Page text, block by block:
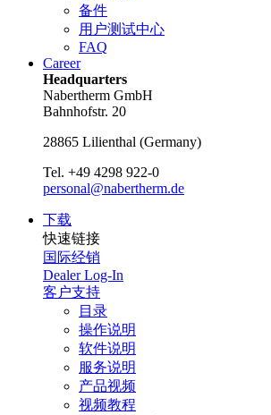
备件
用户测试中心
FAQ
Career
Headquarters
Nabertherm GmbH
Bahnhofstr. 20
28865 Lilienthal (Germany)
Tel. +49 4298 922-0
personal@nabertherm.de
下载
快速链接
国际经销
Dealer Log-In
客户支持
目录
操作说明
软件说明
服务说明
产品视频
视频教程